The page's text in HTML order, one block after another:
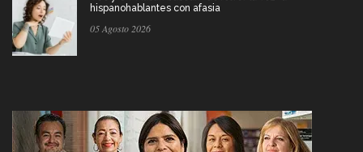
hispanohablantes con afasia
05 Agosto 2026